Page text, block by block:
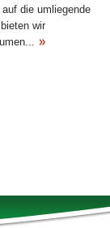
die umliegende
wir